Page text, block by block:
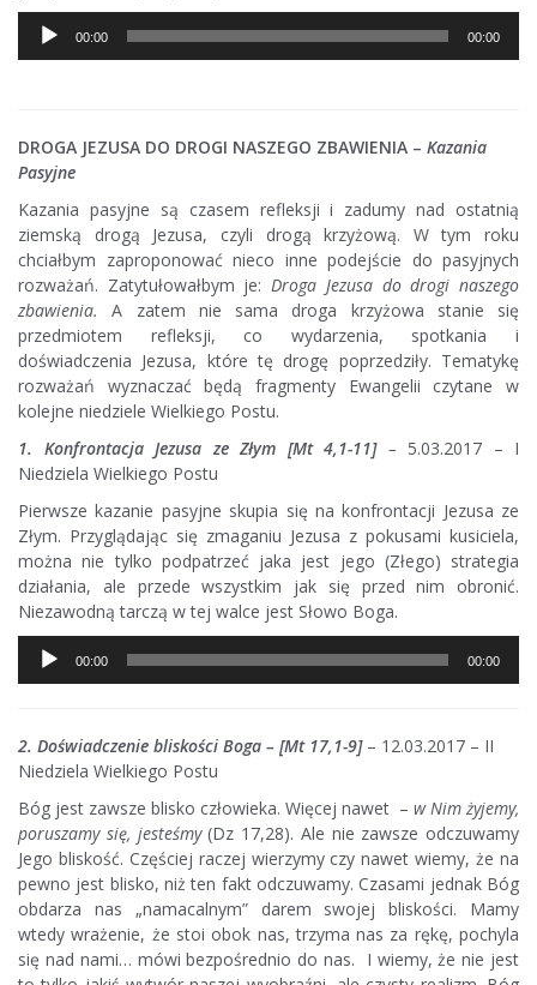
Odtwarzacz
plików
00:00 00:00
DROGA JEZUSA DO DROGI NASZEGO ZBAWIENIA – Kazania
Pasyjne
Kazania pasyjne są czasem refleksji i zadumy nad ostatnią
ziemską drogą Jezusa, czyli drogą krzyżową. W tym roku
chciałbym zaproponować nieco inne podejście do pasyjnych
rozważań. Zatytułowałbym je: Droga Jezusa do drogi naszego
zbawienia.A zatem nie sama droga krzyżowa stanie się
przedmiotem refleksji, co wydarzenia, spotkania i
doświadczenia Jezusa, które tę drogę poprzedziły. Tematykę
rozważań wyznaczać będą fragmenty Ewangelii czytane w
kolejne niedziele Wielkiego Postu.
1. Konfrontacja Jezusa ze Złym [Mt 4,1-11] – 5.03.2017 – I
Niedziela Wielkiego Postu
Pierwsze kazanie pasyjne skupia się na konfrontacji Jezusa ze
Złym. Przyglądając się zmaganiu Jezusa z pokusami kusiciela,
można nie tylko podpatrzeć jaka jest jego (Złego) strategia
działania, ale przede wszystkim jak się przed nim obronić.
Niezawodną tarczą w tej walce jest Słowo Boga.
Odtwarzacz
plików
00:00 00:00
2. Doświadczenie bliskości Boga – [Mt 17,1-9]– 12.03.2017 – II
Niedziela Wielkiego Postu
Bóg jest zawsze blisko człowieka. Więcej nawet – w Nim żyjemy,
poruszamy się, jesteśmy(Dz 17,28). Ale nie zawsze odczuwamy
Jego bliskość. Częściej raczej wierzymy czy nawet wiemy, że na
pewno jest blisko, niż ten fakt odczuwamy. Czasami jednak Bóg
obdarza nas „namacalnym” darem swojej bliskości. Mamy
wtedy wrażenie, że stoi obok nas, trzyma nas za rękę, pochyla
się nad nami… mówi bezpośrednio do nas. I wiemy, że nie jest